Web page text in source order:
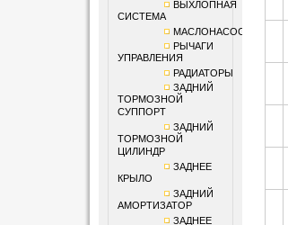
ВЫХЛОПНАЯ
СИСТЕМА
МАСЛОНАСОС
РЫЧАГИ
УПРАВЛЕНИЯ
РАДИАТОРЫ
ЗАДНИЙ
ТОРМОЗНОЙ
СУППОРТ
ЗАДНИЙ
ТОРМОЗНОЙ
ЦИЛИНДР
ЗАДНЕЕ
КРЫЛО
ЗАДНИЙ
АМОРТИЗАТОР
ЗАДНЕЕ